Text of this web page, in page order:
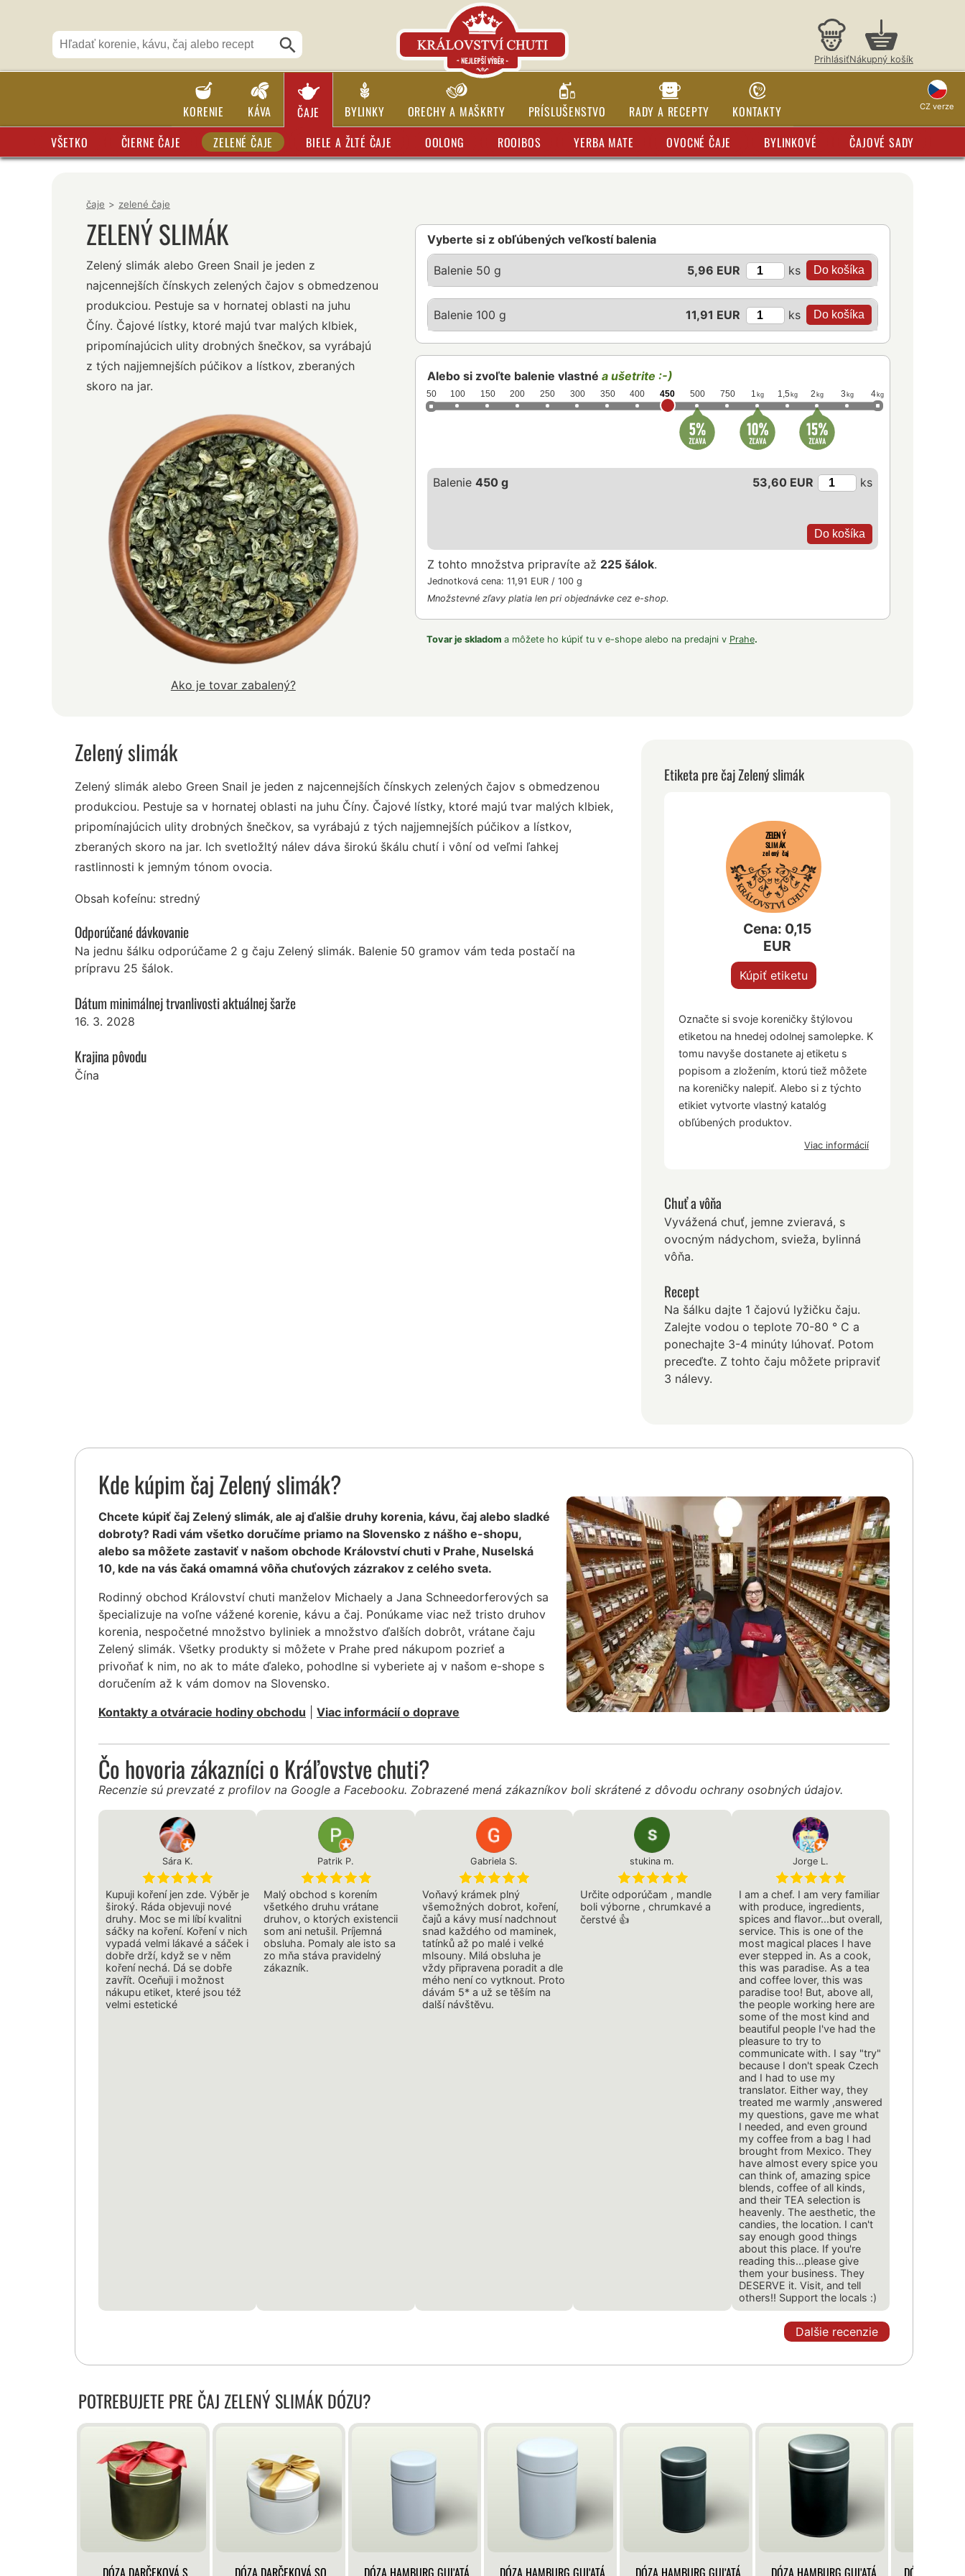
PrihlásiťNákupný košík
KORENIE KÁVA ČAJE BYLINKY ORECHY A MAŠKRTY PRÍSLUŠENSTVO RADY A RECEPTY KONTAKTY CZ verze
VŠETKO ČIERNE ČAJE ZELENÉ ČAJE BIELE A ŽLTÉ ČAJE OOLONG ROOIBOS YERBA MATE OVOCNÉ ČAJE BYLINKOVÉ ČAJOVÉ SADY
čaje > zelené čaje
ZELENÝ SLIMÁK
Zelený slimák alebo Green Snail je jeden z
najcennejších čínskych zelených čajov s obmedzenou
produkciou. Pestuje sa v hornatej oblasti na juhu
Číny. Čajové lístky, ktoré majú tvar malých klbiek,
pripomínajúcich ulity drobných šnečkov, sa vyrábajú
z tých najjemnejších púčikov a lístkov, zberaných
skoro na jar.
Ako je tovar zabalený?
Vyberte si z obľúbených veľkostí balenia
Balenie 50 g 5,96 EUR ks
Balenie 100 g 11,91 EUR ks
Alebo si zvoľte balenie vlastné a ušetrite :-)
50 100 150 200 250 300 350 400 450 500 750 1 kg 1,5 kg 2 kg 3 kg 4 kg
Balenie 450 g 53,60 EUR ks
Z tohto množstva pripravíte až 225 šálok.
Jednotková cena: 11,91 EUR / 100 g
Množstevné zľavy platia len pri objednávke cez e-shop.
Tovar je skladom a môžete ho kúpiť tu v e-shope alebo na predajni v Prahe.
Zelený slimák
Zelený slimák alebo Green Snail je jeden z najcennejších čínskych zelených čajov s obmedzenou
produkciou. Pestuje sa v hornatej oblasti na juhu Číny. Čajové lístky, ktoré majú tvar malých klbiek,
pripomínajúcich ulity drobných šnečkov, sa vyrábajú z tých najjemnejších púčikov a lístkov,
zberaných skoro na jar. Ich svetložltý nálev dáva širokú škálu chutí i vôní od veľmi ľahkej
rastlinnosti k jemným tónom ovocia.
Obsah kofeínu: stredný
Odporúčané dávkovanie
Na jednu šálku odporúčame 2 g čaju Zelený slimák. Balenie 50 gramov vám teda postačí na
prípravu 25 šálok.
Dátum minimálnej trvanlivosti aktuálnej šarže
16. 3. 2028
Krajina pôvodu
Čína
Etiketa pre čaj Zelený slimák
ZELENÝ
SLIMÁK
zelený čaj
Cena: 0,15
EUR
Kúpiť etiketu
Označte si svoje koreničky štýlovou
etiketou na hnedej odolnej samolepke. K
tomu navyše dostanete aj etiketu s
popisom a zložením, ktorú tiež môžete
na koreničky nalepiť. Alebo si z týchto
etikiet vytvorte vlastný katalóg
obľúbených produktov.
Viac informácií
Chuť a vôňa
Vyvážená chuť, jemne zvieravá, s
ovocným nádychom, svieža, bylinná
vôňa.
Recept
Na šálku dajte 1 čajovú lyžičku čaju.
Zalejte vodou o teplote 70-80 ° C a
ponechajte 3-4 minúty lúhovať. Potom
preceďte. Z tohto čaju môžete pripraviť
3 nálevy.
Kde kúpim čaj Zelený slimák?
Chcete kúpiť čaj Zelený slimák, ale aj ďalšie druhy korenia, kávu, čaj alebo sladké
dobroty? Radi vám všetko doručíme priamo na Slovensko z nášho e-shopu,
alebo sa môžete zastaviť v našom obchode Království chuti v Prahe, Nuselská
10, kde na vás čaká omamná vôňa chuťových zázrakov z celého sveta.
Rodinný obchod Království chuti manželov Michaely a Jana Schneedorferových sa
špecializuje na voľne vážené korenie, kávu a čaj. Ponúkame viac než tristo druhov
korenia, nespočetné množstvo byliniek a množstvo ďalších dobrôt, vrátane čaju
Zelený slimák. Všetky produkty si môžete v Prahe pred nákupom pozrieť a
privoňať k nim, no ak to máte ďaleko, pohodlne si vyberiete aj v našom e-shope s
doručením až k vám domov na Slovensko.
Kontakty a otváracie hodiny obchodu
Viac informácií o doprave
Čo hovoria zákazníci o Kráľovstve chuti?
Recenzie sú prevzaté z profilov na Google a Facebooku. Zobrazené mená zákazníkov boli skrátené z dôvodu ochrany osobných údajov.
Sára K.
Kupuji koření jen zde. Výběr je
široký. Ráda objevuji nové
druhy. Moc se mi líbí kvalitni
sáčky na koření. Koření v nich
vypadá velmi lákavé a sáček i
dobře drží, když se v něm
koření nechá. Dá se dobře
zavřít. Oceňuji i možnost
nákupu etiket, které jsou též
velmi estetické
Patrik P.
Malý obchod s korením
všetkého druhu vrátane
druhov, o ktorých existencii
som ani netušil. Príjemná
obsluha. Pomaly ale isto sa
zo mňa stáva pravidelný
zákazník.
Gabriela S.
Voňavý krámek plný
všemožných dobrot, koření,
čajů a kávy musí nadchnout
snad každého od maminek,
tatínků až po malé i velké
mlsouny. Milá obsluha je
vždy připravena poradit a dle
mého není co vytknout. Proto
dávám 5* a už se těším na
další návštĕvu.
stukina m.
Určite odporúčam , mandle
boli výborne , chrumkavé a
čerstvé 👍
Jorge L.
I am a chef. I am very familiar
with produce, ingredients,
spices and flavor...but overall,
service. This is one of the
most magical places I have
ever stepped in. As a cook,
this was paradise. As a tea
and coffee lover, this was
paradise too! But, above all,
the people working here are
some of the most kind and
beautiful people I've had the
pleasure to try to
communicate with. I say "try"
because I don't speak Czech
and I had to use my
translator. Either way, they
treated me warmly ,answered
my questions, gave me what
I needed, and even ground
my coffee from a bag I had
brought from Mexico. They
have almost every spice you
can think of, amazing spice
blends, coffee of all kinds,
and their TEA selection is
heavenly. The aesthetic, the
candies, the location. I can't
say enough good things
about this place. If you're
reading this...please give
them your business. They
DESERVE it. Visit, and tell
others!! Support the locals :)
Dalšie recenzie
POTREBUJETE PRE ČAJ ZELENÝ SLIMÁK DÓZU?
DÓZA DARČEKOVÁ S DÓZA DARČEKOVÁ SO DÓZA HAMBURG GUĽATÁ DÓZA HAMBURG GUĽATÁ DÓZA HAMBURG GUĽATÁ DÓZA HAMBURG GUĽATÁ DÓZA KLASIK